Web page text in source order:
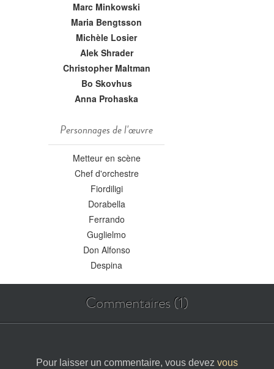
Marc Minkowski
Maria Bengtsson
Michèle Losier
Alek Shrader
Christopher Maltman
Bo Skovhus
Anna Prohaska
Personnages de l'œuvre
Metteur en scène
Chef d'orchestre
Fiordiligi
Dorabella
Ferrando
Guglielmo
Don Alfonso
Despina
Commentaires (1)
Pour laisser un commentaire, vous devez vous